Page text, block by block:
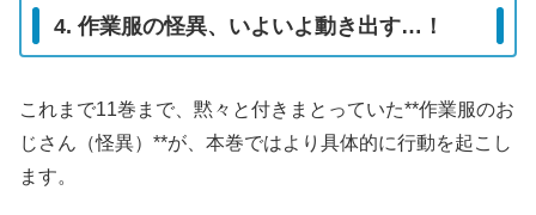
4. 作業服の怪異、いよいよ動き出す…！
これまで11巻まで、黙々と付きまとっていた**作業服のお
じさん（怪異）**が、本巻ではより具体的に行動を起こし
ます。